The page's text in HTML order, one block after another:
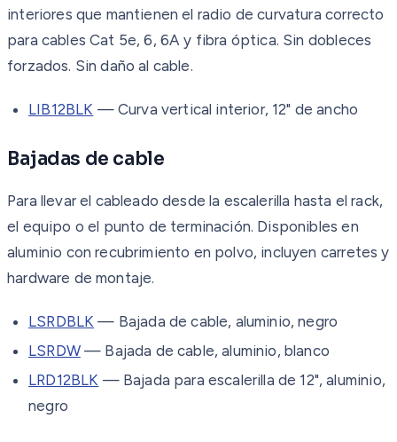
interiores que mantienen el radio de curvatura correcto
para cables Cat 5e, 6, 6A y fibra óptica. Sin dobleces
forzados. Sin daño al cable.
LIB12BLK — Curva vertical interior, 12" de ancho
Bajadas de cable
Para llevar el cableado desde la escalerilla hasta el rack,
el equipo o el punto de terminación. Disponibles en
aluminio con recubrimiento en polvo, incluyen carretes y
hardware de montaje.
LSRDBLK — Bajada de cable, aluminio, negro
LSRDW— Bajada de cable, aluminio, blanco
LRD12BLK — Bajada para escalerilla de 12", aluminio,
negro